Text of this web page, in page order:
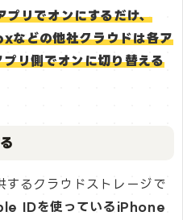
リでオンにするだけ、
どの他社クラウドは各ア
リ側でオンに切り替える
るクラウドストレージで
IDを使っているiPhone